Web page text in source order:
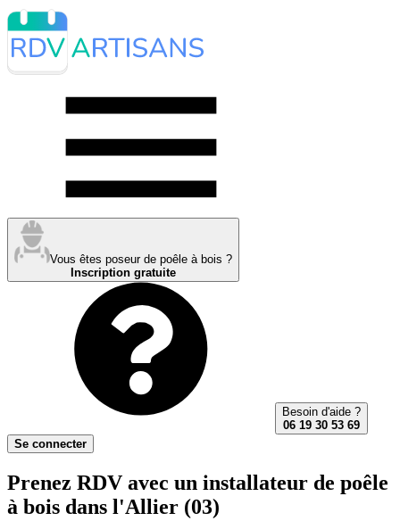
Vous êtes poseur de poêle à bois ?
Inscription gratuite
Besoin d'aide ?
06 19 30 53 69
Se connecter
Prenez RDV avec un installateur de poêle
à bois dans l'Allier (03)